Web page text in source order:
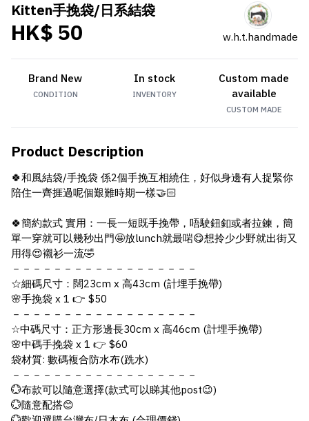
Kitten手挽袋/日系結袋
HK$ 50 w.h.t.handmade
Brand New
CONDITION
In stock
INVENTORY
Custom made
available
CUSTOM MADE
Product Description
🍀和風結袋/手挽袋 係2個手挽互相繞住，好似身邊有人捉緊你
陪住一齊捱過呢個艱難時期一樣🤝🏻
🍀簡約款式 實用：一長一短既手挽帶，唔駛鈕釦或者拉鍊，簡
單一穿就可以幾秒出門🤩放lunch就最啱😋想拎少少野就出街又
用得😍襯衫一流🤣
－－－－－－－－－－－－－－－－－－
☆細碼尺寸：闊23cm x 高43cm (計埋手挽帶)
🌸手挽袋 x 1 👉 $50
－－－－－－－－－－－－－－－－－－
☆中碼尺寸：正方形邊長30cm x 高46cm (計埋手挽帶)
🌸中碼手挽袋 x 1 👉 $60
袋材質: 數碼複合防水布(跣水)
－－－－－－－－－－－－－－－－－－
💮布款可以隨意選擇(款式可以睇其他post😉)
💮隨意配搭😊